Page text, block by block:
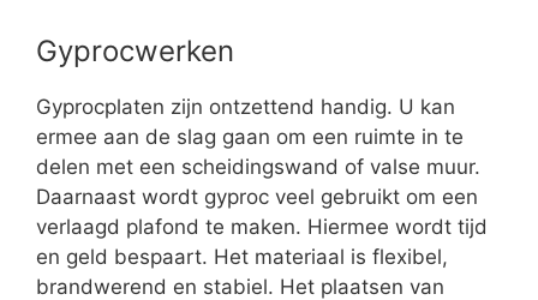
Gyprocwerken
Gyprocplaten zijn ontzettend handig. U kan
ermee aan de slag gaan om een ruimte in te
delen met een scheidingswand of valse muur.
Daarnaast wordt gyproc veel gebruikt om een
verlaagd plafond te maken. Hiermee wordt tijd
en geld bespaart. Het materiaal is flexibel,
brandwerend en stabiel. Het plaatsen van